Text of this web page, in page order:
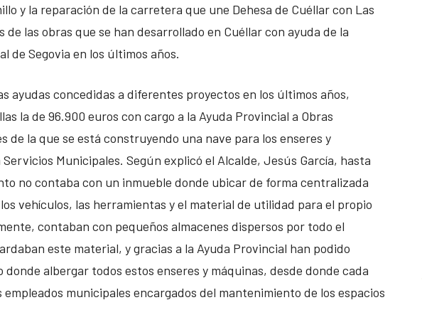
y la reparación de la carretera que une Dehesa de Cuéllar con Las
de las obras que se han desarrollado en Cuéllar con ayuda de la
de Segovia en los últimos años.
ayudas concedidas a diferentes proyectos en los últimos años,
la de 96.900 euros con cargo a la Ayuda Provincial a Obras
de la que se está construyendo una nave para los enseres y
Municipales. Según explicó el Alcalde, Jesús García, hasta
no contaba con un inmueble donde ubicar de forma centralizada
vehículos, las herramientas y el material de utilidad para el propio
contaban con pequeños almacenes dispersos por todo el
este material, y gracias a la Ayuda Provincial han podido
albergar todos estos enseres y máquinas, desde donde cada
municipales encargados del mantenimiento de los espacios